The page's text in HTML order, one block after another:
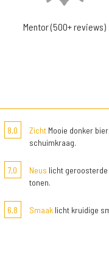
Mentor (500+ reviews)
8,0 ZichtMooie donker
schuimkraag.
7,0 Neus licht
tonen.
6,8 Smaaklicht kruidige